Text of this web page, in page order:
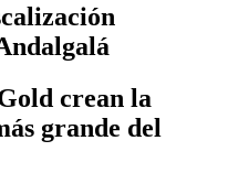
crean la
grande del